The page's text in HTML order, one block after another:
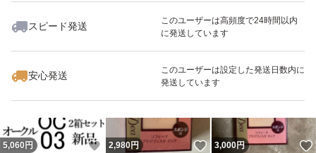
スピード発送
このユーザーは高頻度で24時間以内
に発送しています
安心発送
このユーザーは設定した発送日数内に
発送しています
いいね！
2,600
5,060 円 いいね！
2,980円 いいね！
3,000円